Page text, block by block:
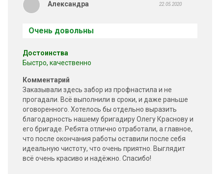
Александра 22.05.2020
Очень довольны
Достоинства
Быстро, качественно
Комментарий
Заказывали здесь забор из профнастила и не
прогадали. Всё выполнили в сроки, и даже раньше
оговоренного. Хотелось бы отдельно выразить
благодарность нашему бригадиру Олегу Краснову и
его бригаде. Ребята отлично отработали, а главное,
что после окончания работы оставили после себя
идеальную чистоту, что очень приятно. Выглядит
всё очень красиво и надёжно. Спасибо!